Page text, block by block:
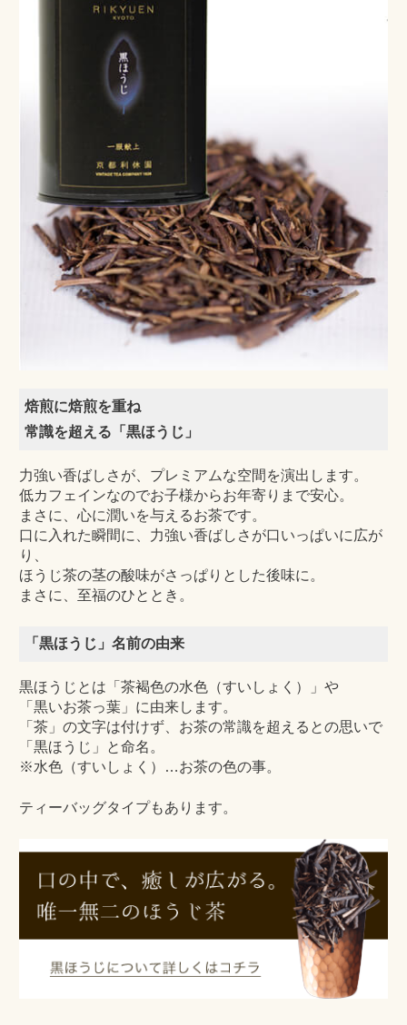
焙煎に焙煎を重ね
常識を超える「黒ほうじ」
力強い香ばしさが、プレミアムな空間を演出します。
低カフェインなのでお子様からお年寄りまで安心。
まさに、心に潤いを与えるお茶です。
口に入れた瞬間に、力強い香ばしさが口いっぱいに広が
り、
ほうじ茶の茎の酸味がさっぱりとした後味に。
まさに、至福のひととき。
「黒ほうじ」名前の由来
黒ほうじとは「茶褐色の水色（すいしょく）」や
「黒いお茶っ葉」に由来します。
「茶」の文字は付けず、お茶の常識を超えるとの思いで
「黒ほうじ」と命名。
※水色（すいしょく）…お茶の色の事。
ティーバッグタイプもあります。